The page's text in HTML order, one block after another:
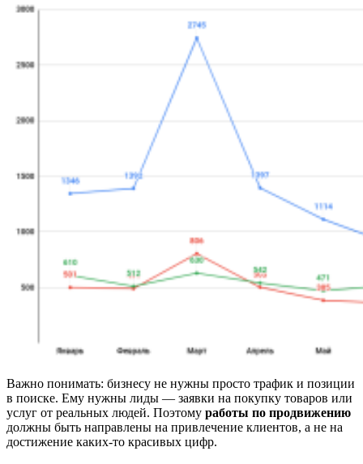
Важно понимать: бизнесу не нужны просто трафик и позиции
в поиске. Ему нужны лиды — заявки на покупку товаров или
услуг от реальных людей. Поэтому работы по продвижению
должны быть направлены на привлечение клиентов, а не на
достижение каких-то красивых цифр.